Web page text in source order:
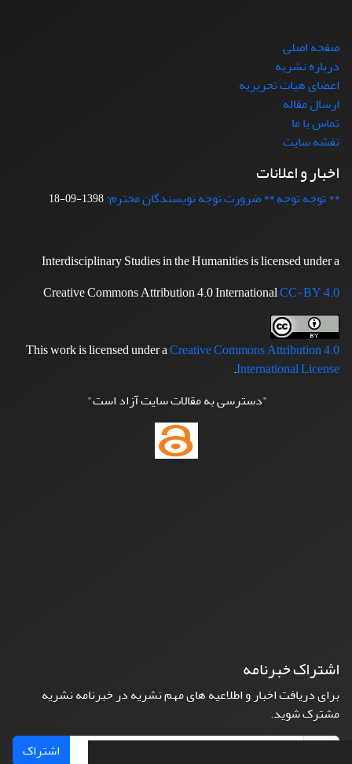
صفحه اصلی
درباره نشریه
اعضای هیات تحریریه
ارسال مقاله
تماس با ما
نقشه سایت
اخبار و اعلانات
** توجه توجه ** ضرورت توجه نویسندگان محترم:1398-09-18
Interdisciplinary Studies in the Humanities is licensed under a
Creative Commons Attribution 4.0 InternationalCC-BY 4.0
This work is licensed under aCreative Commons Attribution 4.0
International License
.
"دسترسی به مقالات سایت آزاد است"
اشتراک خبرنامه
برای دریافت اخبار و اطلاعیه های مهم نشریه در خبرنامه نشریه
مشترک شوید.
اشتراک